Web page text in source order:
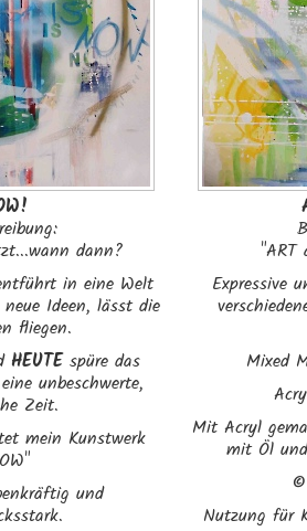
dann?
in eine Welt
Ideen, lässt die
fliegen.
HEUTEspüre das
unbeschwerte,
Zeit.
mein Kunstwerk
und
"ART
Expressive
Mixed
Mit Acryl
mit Öl
Nutzung für